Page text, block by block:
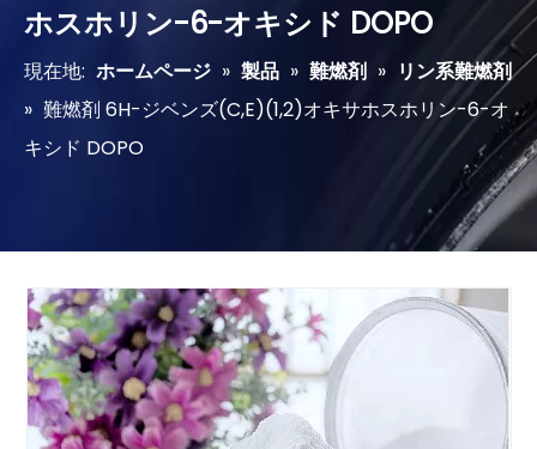
ホスホリン-6-オキシド DOPO
現在地: ホームページ » 製品 » 難燃剤 » リン系難燃剤
» 難燃剤 6H-ジベンズ(C,E)(1,2)オキサホスホリン-6-オ
キシド DOPO